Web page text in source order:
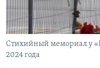
Стихийный мемориал у
2024 года